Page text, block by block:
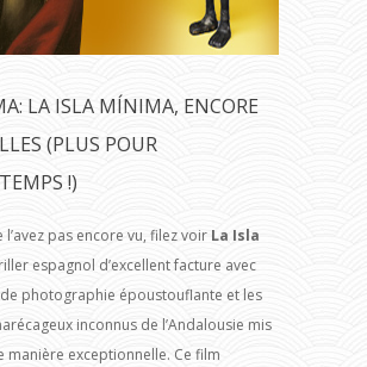
LA ISLA MÍNIMA, ENCORE
(PLUS POUR
!)
l’avez pas encore vu, filez voir La Isla
espagnol d’excellent facture avec
photographie époustouflante et les
inconnus de l’Andalousie mis
manière exceptionnelle. Ce film